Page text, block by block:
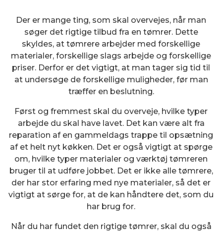
Der er mange ting, som skal overvejes, når man
søger det rigtige tilbud fra en tømrer. Dette
skyldes, at tømrere arbejder med forskellige
materialer, forskellige slags arbejde og forskellige
priser. Derfor er det vigtigt, at man tager sig tid til
at undersøge de forskellige muligheder, før man
træffer en beslutning.
Først og fremmest skal du overveje, hvilke typer
arbejde du skal have lavet. Det kan være alt fra
reparation af en gammeldags trappe til opsætning
af et helt nyt køkken. Det er også vigtigt at spørge
om, hvilke typer materialer og værktøj tømreren
bruger til at udføre jobbet. Det er ikke alle tømrere,
der har stor erfaring med nye materialer, så det er
vigtigt at sørge for, at de kan håndtere det, som du
har brug for.
Når du har fundet den rigtige tømrer, skal du også